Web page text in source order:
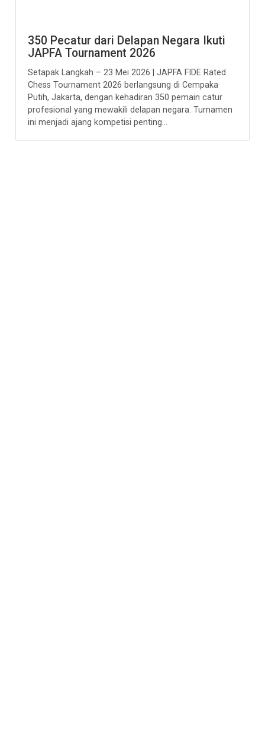
350 Pecatur dari Delapan Negara Ikuti
JAPFA Tournament 2026
Setapak Langkah – 23 Mei 2026 | JAPFA FIDE Rated
Chess Tournament 2026 berlangsung di Cempaka
Putih, Jakarta, dengan kehadiran 350 pemain catur
profesional yang mewakili delapan negara. Turnamen
ini menjadi ajang kompetisi penting...